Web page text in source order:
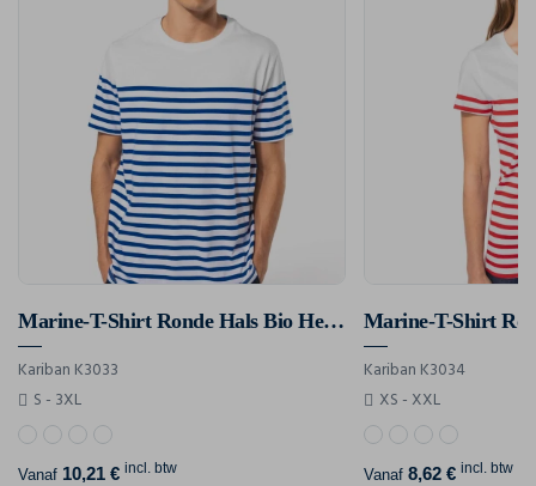
Marine-T-Shirt Ronde Hals Bio Heren
Kariban K3033
S - 3XL
Vanaf 10,21 € incl. btw
Kariban K3034
XS - XXL
Vanaf 8,62 € incl. btw